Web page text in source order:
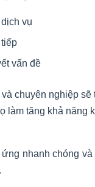
cầu và mong muốn
được qua việc:
hàng